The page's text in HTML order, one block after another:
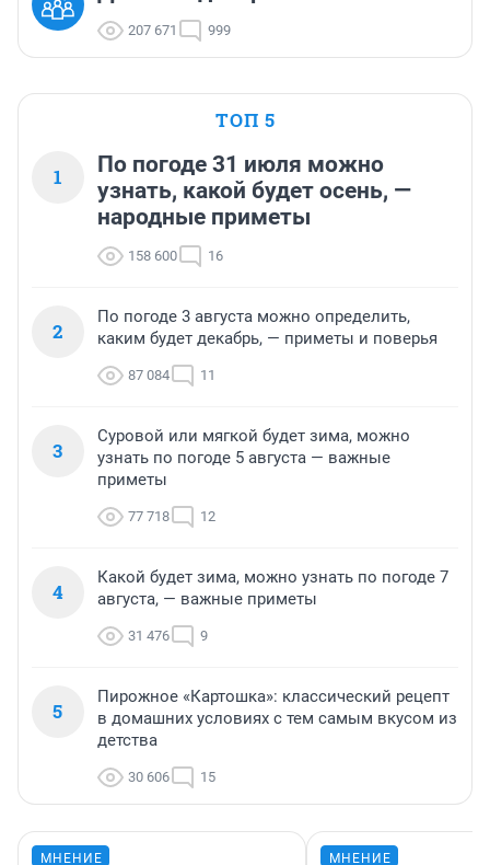
207 671 999
ТОП 5
1
По погоде 31 июля можно
узнать, какой будет осень, —
народные приметы
158 600 16
2
По погоде 3 августа можно определить,
каким будет декабрь, — приметы и поверья
87 084 11
3
Суровой или мягкой будет зима, можно
узнать по погоде 5 августа — важные
приметы
77 718 12
4
Какой будет зима, можно узнать по погоде 7
августа, — важные приметы
31 476 9
5
Пирожное «Картошка»: классический рецепт
в домашних условиях с тем самым вкусом из
детства
30 606 15
МНЕНИЕ МНЕНИЕ